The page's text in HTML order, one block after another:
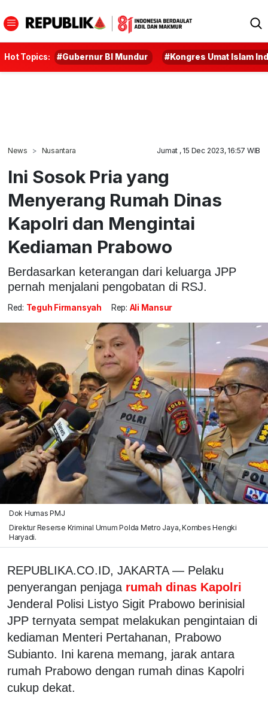
Hot Topics: #Gubernur BI Mundur #Kongres Umat Islam
News Nusantara Jumat , 15 Dec 2023, 16:57 WIB
Ini Sosok Pria yang
Menyerang Rumah Dinas
Kapolri dan Mengintai
Kediaman Prabowo
Berdasarkan keterangan dari keluarga JPP
pernah menjalani pengobatan di RSJ.
Red: Teguh Firmansyah Rep: Ali Mansur
Dok Humas PMJ
Direktur Reserse Kriminal Umum Polda Metro Jaya, Kombes Hengki
Haryadi.
REPUBLIKA.CO.ID, JAKARTA — Pelaku
penyerangan penjaga rumah dinas Kapolri
Jenderal Polisi Listyo Sigit Prabowo berinisial
JPP ternyata sempat melakukan pengintaian di
kediaman Menteri Pertahanan, Prabowo
Subianto. Ini karena memang, jarak antara
rumah Prabowo dengan rumah dinas Kapolri
cukup dekat.